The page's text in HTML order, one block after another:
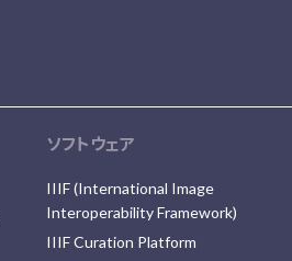
ソフトウェア
IIIF (International Image
Interoperability Framework)
IIIF Curation Platform